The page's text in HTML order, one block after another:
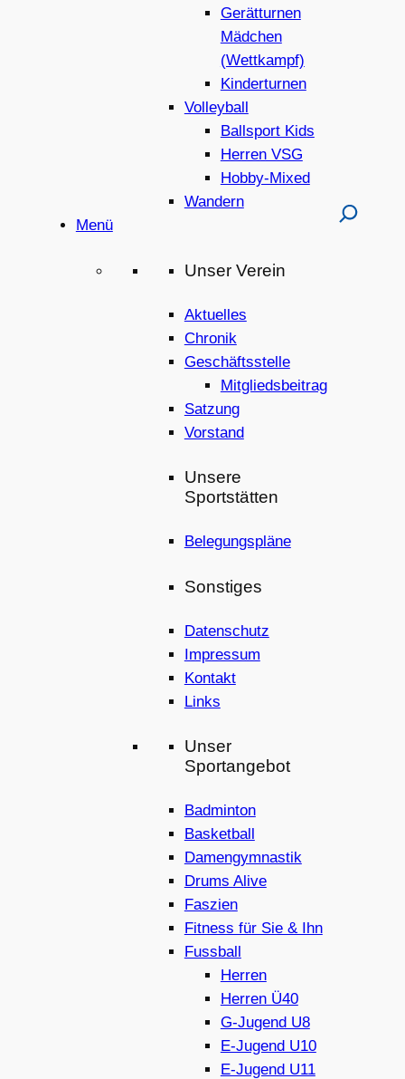
Gerätturnen
Mädchen
(Wettkampf)
Kinderturnen
Volleyball
Ballsport Kids
Herren VSG
Hobby-Mixed
Wandern
Menü
Unser Verein
Aktuelles
Chronik
Geschäftsstelle
Mitgliedsbeitrag
Satzung
Vorstand
Unsere
Sportstätten
Belegungspläne
Sonstiges
Datenschutz
Impressum
Kontakt
Links
Unser
Sportangebot
Badminton
Basketball
Damengymnastik
Drums Alive
Faszien
Fitness für Sie & Ihn
Fussball
Herren
Herren Ü40
G-Jugend U8
E-Jugend U10
E-Jugend U11